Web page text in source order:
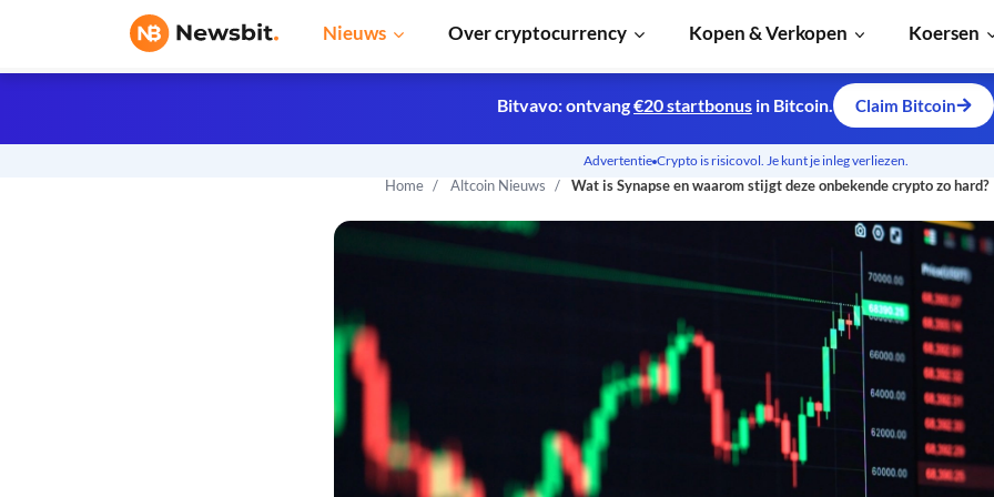
Nieuws Over cryptocurrency Kopen & Verkopen Koersen
Home Altcoin Nieuws Wat is Synapse en waarom stijgt deze onbekende crypto zo hard?
Bitvavo: ontvang€20 startbonus in Bitcoin. Claim Bitcoin
Advertentie Crypto is risicovol. Je kunt je inleg verliezen.